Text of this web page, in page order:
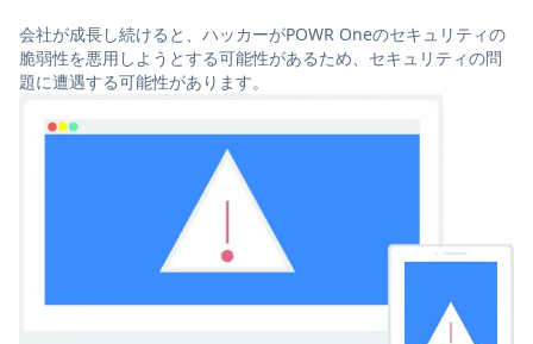
会社が成長し続けると、ハッカーがPOWR Oneのセキュリティの
脆弱性を悪用しようとする可能性があるため、セキュリティの問
題に遭遇する可能性があります。